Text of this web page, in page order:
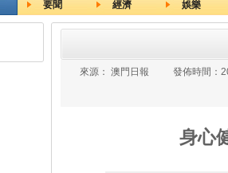
要聞 經濟 娛樂
來源： 澳門日報 發佈時間：
身心